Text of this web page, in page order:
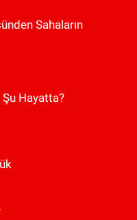
Sahaların
Hayatta?